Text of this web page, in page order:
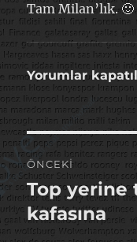
Tam Milan’lık. 🙂
Yorumlar
Yazı
gezinmesi
ÖNCEKI
Önceki
yazı:
Top yerine
kafasına